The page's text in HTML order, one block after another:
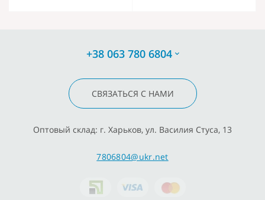
+38 063 780 6804
СВЯЗАТЬСЯ С НАМИ
Оптовый склад: г. Харьков, ул. Василия Стуса, 13
7806804@ukr.net